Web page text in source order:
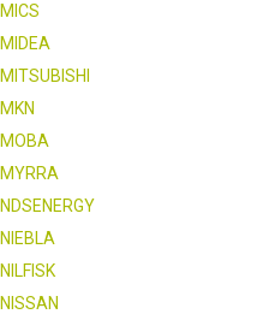
MICS
MIDEA
MITSUBISHI
MKN
MOBA
MYRRA
NDSENERGY
NIEBLA
NILFISK
NISSAN